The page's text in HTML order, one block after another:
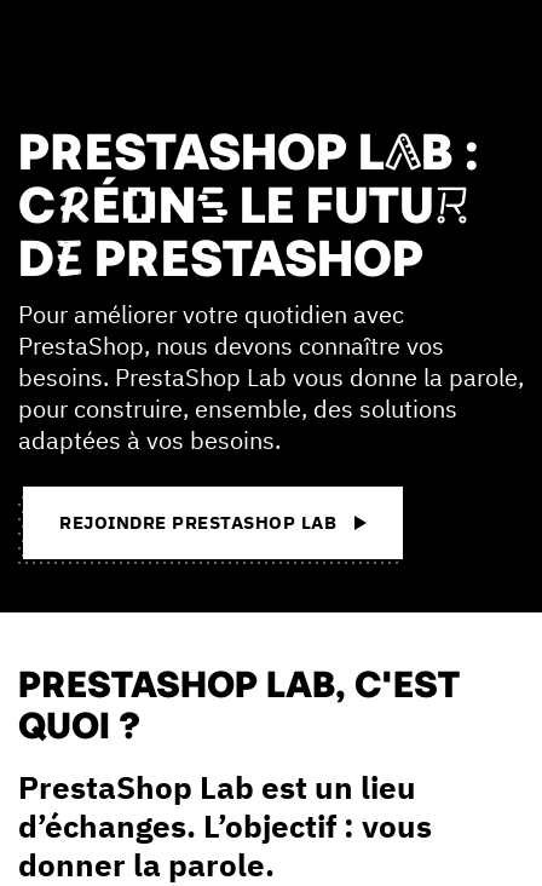
PRESTASHOP LAB :
CRÉONS LE FUTUR
DE PRESTASHOP
Pour améliorer votre quotidien avec
PrestaShop, nous devons connaître vos
besoins. PrestaShop Lab vous donne la parole,
pour construire, ensemble, des solutions
adaptées à vos besoins.
REJOINDRE PRESTASHOP LAB
PRESTASHOP LAB, C'EST
QUOI ?
PrestaShop Lab est un lieu
d’échanges. L’objectif : vous
donner la parole.